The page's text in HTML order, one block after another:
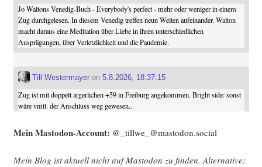
Jo Waltons Venedig-Buch - Everybody's perfect - mehr oder weniger in einem
Zug durchgelesen. In diesem Venedig treffen neun Welten aufeinander. Walton
macht daraus eine Meditation über Liebe in ihren unterschiedlichen
Ausprägungen, über Verletzlichkeit und die Pandemie.
Till Westermayeron 5.8.2026, 18:37:15
Zug ist mit doppelt ärgerlichen +59 in Freiburg angekommen. Bright side: sonst
wäre vmtl. der Anschluss weg gewesen..
Mein Mast­o­don-Account: @_tillwe_@mastodon.social
Mein Blog ist aktu­ell nicht auf Mast­o­don zu fin­den. Alter­na­ti­ve: